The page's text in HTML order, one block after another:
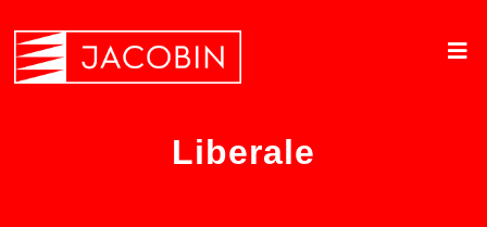
Liberale